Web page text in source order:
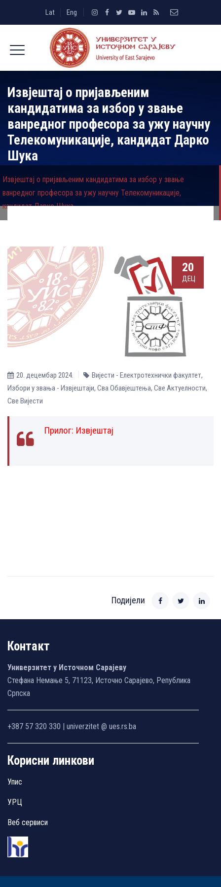
Lat Eng
Извјештај о пријављеним
кандидатима за избор у звање
ванредног професора за ужу научну
Телекомуникације, кандидат Дарко
Шука
Извјештај о пријављеним кандидатима за избор у звање
ванредног професора за ужу научну Телекомуникације,
кандидат Дарко Шука
20
ДЕЦ
20. децембар 2024. Вијести - Електротехнички факултет,
Избори у звања - Извјештаји, Сва Обавјештења, Све Aктуелности,
Све Вијести
Прилог: Извјештај
Подијели
Контакт
Универзитет у Источном Сарајеву
Стефана Немање 5, 71123, Источно Сарајево, Република
Српска
+387 57 320 330 | univerzitet @ ues.rs.ba
Корисни линкови
Упис
УРЦ
Веб сервиси